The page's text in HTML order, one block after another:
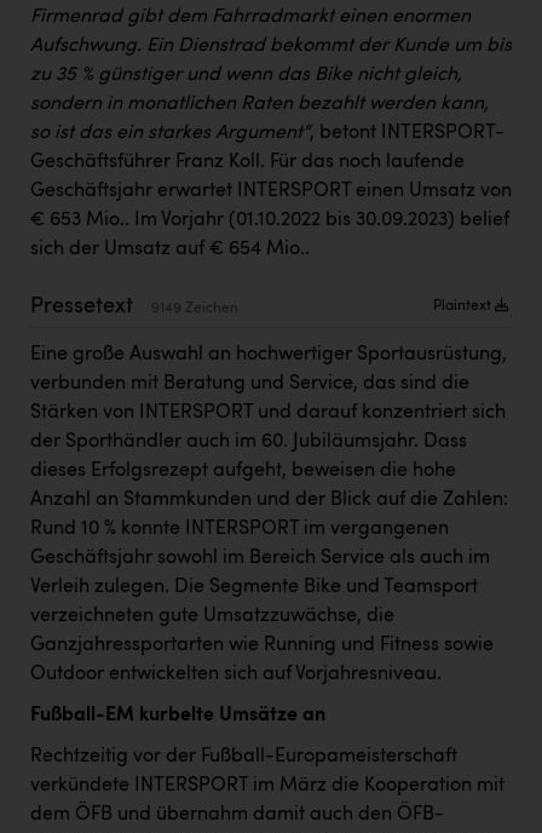
KIWI Kinderwunsch Institut Dr. Loimer
Kleider Bauer
Kremsmüller Anlagenbau GmbH
Maximarkt
Oldtimer Raststationen und Motorhotels
Passage Linz
PEZ
PÜSPÖK
REMAX
RE/MAX Welcome
Resch&Frisch
RUBBLE MASTER
Ruderclub Wels
SCHMACHTL GmbH
Schwingshandl - automation technology gmbh
Firmenrad gibt dem Fahrradmarkt einen enormen
Aufschwung. Ein Dienstrad bekommt der Kunde um bis
zu 35 % günstiger und wenn das Bike nicht gleich,
sondern in monatlichen Raten bezahlt werden kann,
so ist das ein starkes Argument“, betont INTERSPORT-
Geschäftsführer Franz Koll. Für das noch laufende
Geschäftsjahr erwartet INTERSPORT einen Umsatz von
€ 653 Mio.. Im Vorjahr (01.10.2022 bis 30.09.2023) belief
sich der Umsatz auf € 654 Mio..
Pressetext 9149 Zeichen Plaintext
Eine große Auswahl an hochwertiger Sportausrüstung,
verbunden mit Beratung und Service, das sind die
Stärken von INTERSPORT und darauf konzentriert sich
der Sporthändler auch im 60. Jubiläumsjahr. Dass
dieses Erfolgsrezept aufgeht, beweisen die hohe
Anzahl an Stammkunden und der Blick auf die Zahlen:
Rund 10 % konnte INTERSPORT im vergangenen
Geschäftsjahr sowohl im Bereich Service als auch im
Verleih zulegen. Die Segmente Bike und Teamsport
verzeichneten gute Umsatzzuwächse, die
Ganzjahressportarten wie Running und Fitness sowie
Outdoor entwickelten sich auf Vorjahresniveau.
Fußball-EM kurbelte Umsätze an
Rechtzeitig vor der Fußball-Europameisterschaft
verkündete INTERSPORT im März die Kooperation mit
dem ÖFB und übernahm damit auch den ÖFB-